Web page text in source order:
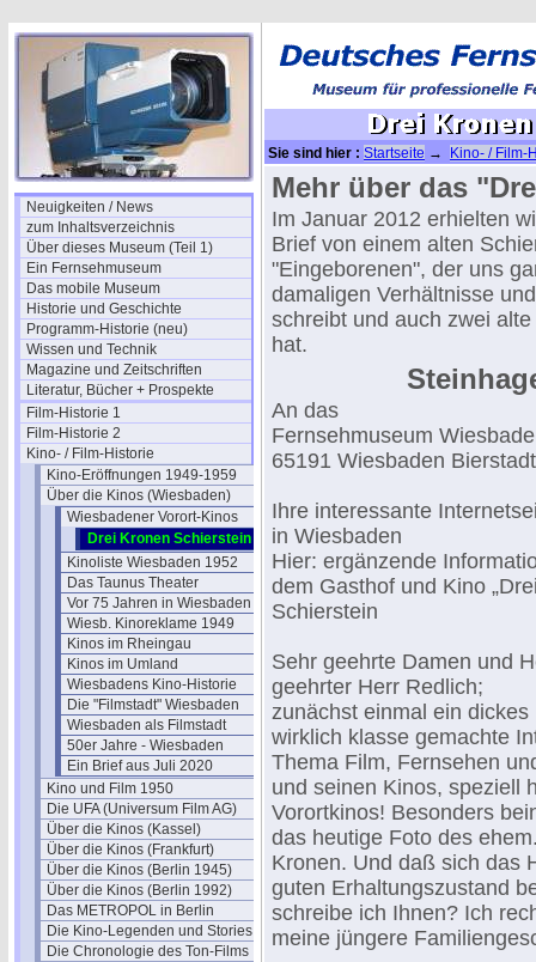
Neuigkeiten / News
zum Inhaltsverzeichnis
Über dieses Museum (Teil 1)
Ein Fernsehmuseum
Das mobile Museum
Historie und Geschichte
Programm-Historie (neu)
Wissen und Technik
Magazine und Zeitschriften
Literatur, Bücher + Prospekte
Film-Historie 1
Film-Historie 2
Kino- / Film-Historie
Kino-Eröffnungen 1949-1959
Über die Kinos (Wiesbaden)
Wiesbadener Vorort-Kinos
Drei Kronen Schierstein
Kinoliste Wiesbaden 1952
Das Taunus Theater
Vor 75 Jahren in Wiesbaden
Wiesb. Kinoreklame 1949
Kinos im Rheingau
Kinos im Umland
Wiesbadens Kino-Historie
Die "Filmstadt" Wiesbaden
Wiesbaden als Filmstadt
50er Jahre - Wiesbaden
Ein Brief aus Juli 2020
Kino und Film 1950
Die UFA (Universum Film AG)
Über die Kinos (Kassel)
Über die Kinos (Frankfurt)
Über die Kinos (Berlin 1945)
Über die Kinos (Berlin 1992)
Das METROPOL in Berlin
Die Kino-Legenden und Stories
Die Chronologie des Ton-Films
Sie sind hier : Startseite →
Kino- / Film-
Mehr über das
Im Januar 2012 erhielten
Brief von einem alten
"Eingeborenen", der uns
damaligen Verhältnisse
schreibt und auch zwei
hat.
An das
Fernsehmuseum
65191 Wiesbaden Bierstadt
Ihre interessante
in Wiesbaden
Hier: ergänzende
dem Gasthof und Kino
Schierstein
Sehr geehrte Damen und
geehrter Herr Redlich;
zunächst einmal ein
wirklich klasse gemachte
Thema Film, Fernsehen
und seinen Kinos, speziell
Vorortkinos! Besonders
das heutige Foto des
Kronen. Und daß sich das
guten Erhaltungszustand
schreibe ich Ihnen? Ich
meine jüngere